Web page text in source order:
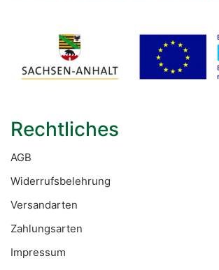
Rechtliches
AGB
Widerrufsbelehrung
Versandarten
Zahlungsarten
Impressum